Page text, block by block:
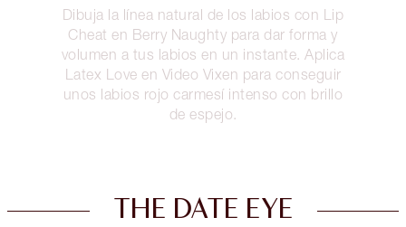
Dibuja la línea natural de los labios con Lip
Cheat en Berry Naughty para dar forma y
volumen a tus labios en un instante. Aplica
Latex Love en Video Vixen para conseguir
unos labios rojo carmesí intenso con brillo
de espejo.
THE DATE EYE